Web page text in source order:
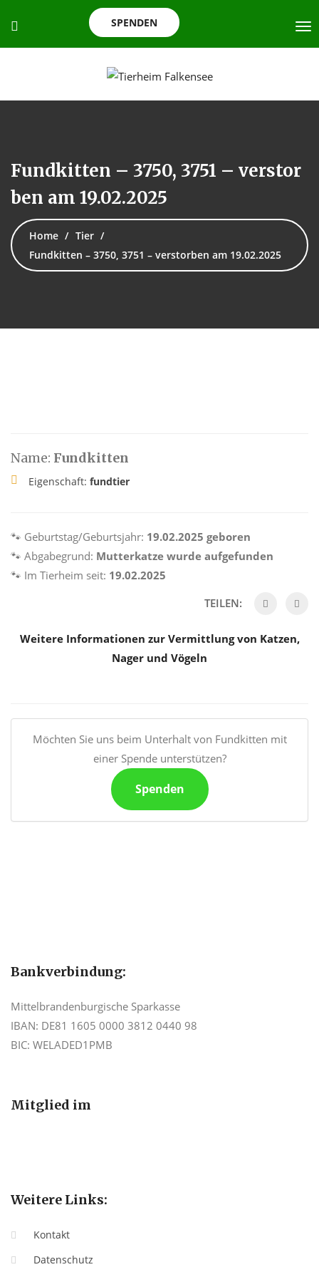
SPENDEN
Fundkitten – 3750, 3751 – verstor
ben am 19.02.2025
Home
Tier
Fundkitten – 3750, 3751 – verstorben am 19.02.2025
Name: Fundkitten
Eigenschaft: fundtier
🐾 Geburtstag/Geburtsjahr: 19.02.2025 geboren
🐾 Abgabegrund: Mutterkatze wurde aufgefunden
🐾 Im Tierheim seit: 19.02.2025
TEILEN:
Weitere Informationen zur Vermittlung von Katzen,
Nager und Vögeln
Möchten Sie uns beim Unterhalt von Fundkitten mit
einer Spende unterstützen?
Spenden
Bankverbindung:
Mittelbrandenburgische Sparkasse
IBAN: DE81 1605 0000 3812 0440 98
BIC: WELADED1PMB
Mitglied im
Weitere Links:
Kontakt
Datenschutz